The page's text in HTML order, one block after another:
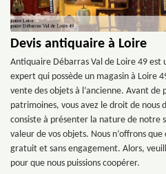
Devis antiquaire à Loire
Antiquaire Débarras Val de Loire 49
expert qui possède un magasin à Loire
vente des objets à l’ancienne. Avant de
patrimoines, vous avez le droit de nous
consiste à présenter la nature de notre
valeur de vos objets. Nous n’offrons
gratuit et sans engagement. Alors,
pour que nous puissions coopérer.